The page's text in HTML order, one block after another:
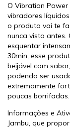
O Vibration
vibradores
o produto vai te
nunca visto antes.
esquentar
30min, esse
beijável com
podendo ser
extremamente
poucas borrifadas.
Informações e
Jambu, que